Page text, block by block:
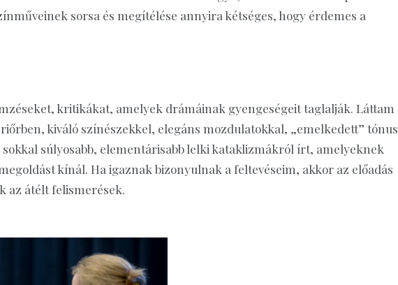
sorsa és megítélése annyira kétséges, hogy érdemes a
kritikákat, amelyek drámáinak gyengeségeit taglalják. Láttam
kiváló színészekkel, elegáns mozdulatokkal, „emelkedett”
súlyosabb, elementárisabb lelki kataklizmákról írt, amelyeknek
kínál. Ha igaznak bizonyulnak a feltevéseim, akkor az előadás
az átélt felismerések.